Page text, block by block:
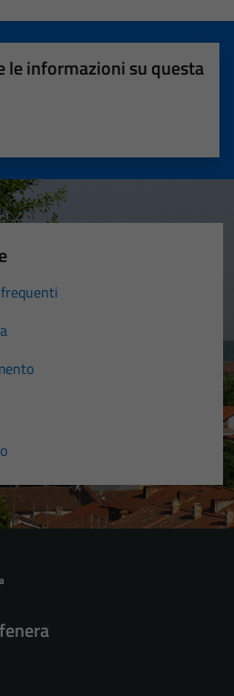
le informazioni su questa
su 5
su 5
5